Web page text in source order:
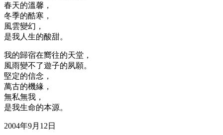
春天的溫馨，
冬季的酷寒，
風雲變幻，
是我人生的酸甜。
我的歸宿在嚮往的天堂，
風雨變不了遊子的夙願。
堅定的信念，
萬古的機緣，
無私無我，
是我生命的本源。
2004年9月12日